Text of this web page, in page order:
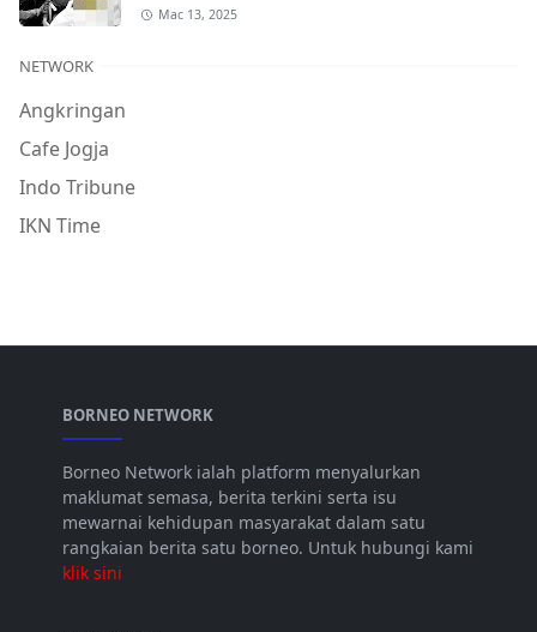
Mac 13, 2025
NETWORK
Angkringan
Cafe Jogja
Indo Tribune
IKN Time
BORNEO NETWORK
Borneo Network ialah platform menyalurkan
maklumat semasa, berita terkini serta isu
mewarnai kehidupan masyarakat dalam satu
rangkaian berita satu borneo. Untuk hubungi kami
klik sini